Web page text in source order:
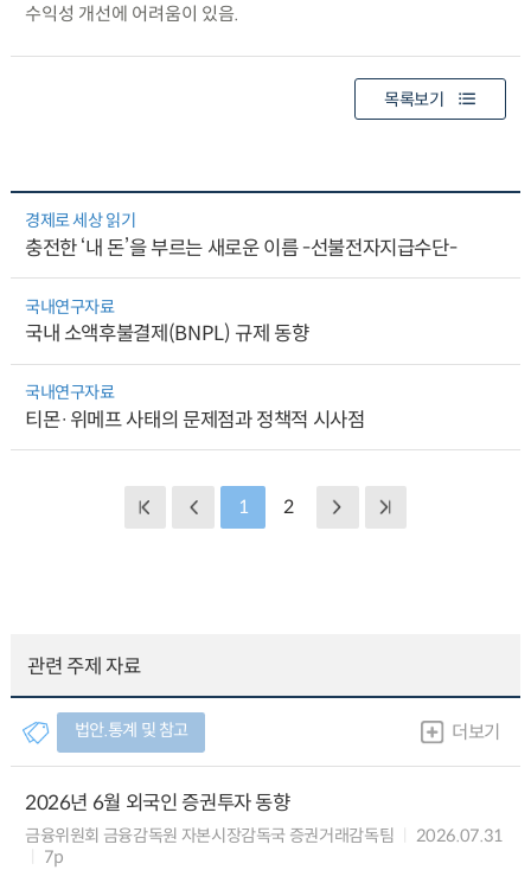
수익성 개선에 어려움이 있음.
목록보기
경제로 세상 읽기
충전한 ‘내 돈’을 부르는 새로운 이름 -선불전자지급수단-
국내연구자료
국내 소액후불결제(BNPL) 규제 동향
국내연구자료
티몬·위메프 사태의 문제점과 정책적 시사점
1 2
관련 주제 자료
법안.통계 및 참고 더보기
2026년 6월 외국인 증권투자 동향
금융위원회 금융감독원 자본시장감독국 증권거래감독팀
2026.07.31
7p